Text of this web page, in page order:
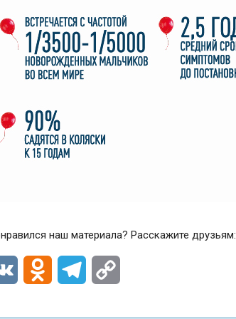
наш материала? Расскажите друзьям:
VK Odnoklassniki
Telegram